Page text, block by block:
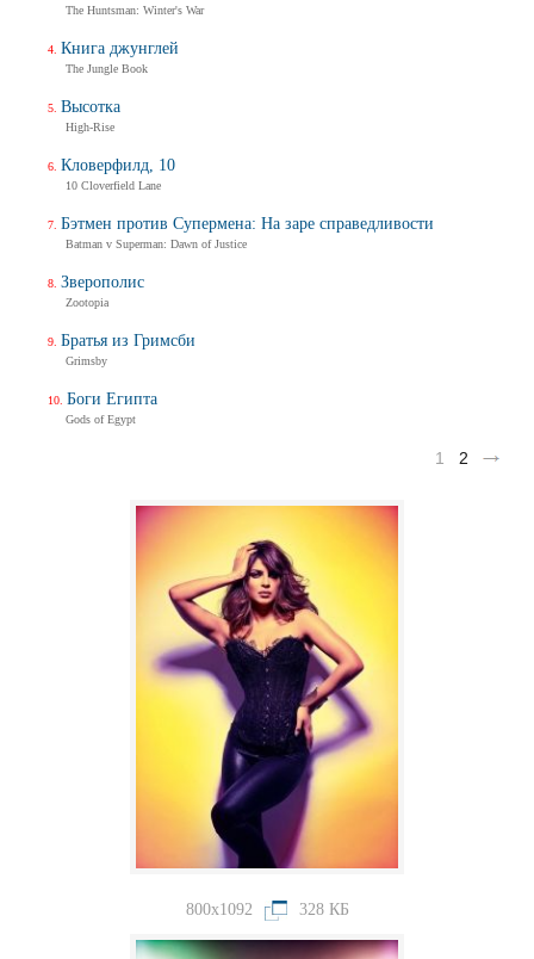
1 2
800x1092 328 КБ
The Huntsman: Winter's War
Книга джунглей
The Jungle Book
Высотка
High-Rise
Кловерфилд, 10
10 Cloverfield Lane
Бэтмен против Супермена: На заре справедливости
Batman v Superman: Dawn of Justice
Зверополис
Zootopia
Братья из Гримсби
Grimsby
Боги Египта
Gods of Egypt